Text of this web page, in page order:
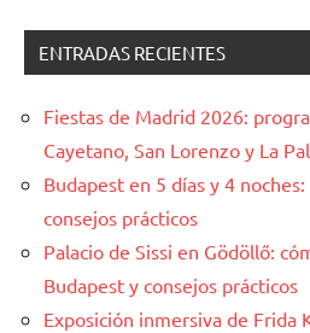
ENTRADAS RECIENTES
Fiestas de Madrid 2026:
Cayetano, San Lorenzo y La
Budapest en 5 días y 4
consejos prácticos
Palacio de Sissi en Gödöllő:
Budapest y consejos prácticos
Exposición inmersiva de Frida